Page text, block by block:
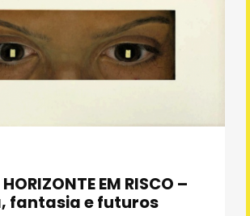
EM RISCO –
fantasia e futuros